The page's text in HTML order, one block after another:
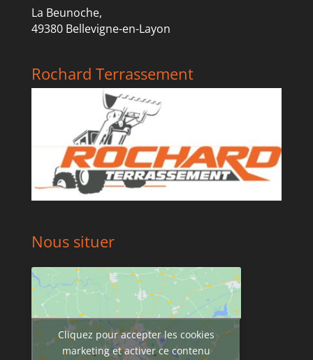
La Beunoche,
49380 Bellevigne-en-Layon
Rochard Terrassement
Nous situer
Cliquez pour accepter les cookies
marketing et activer ce contenu